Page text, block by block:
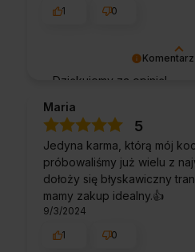
Dziękujemy za opinię!
1
0
Maria
5
Jedyna karma, którą mój
próbowaliśmy już wielu z
dołoży się błyskawiczny
mamy zakup idealny.👍️
9/3/2024
1
0